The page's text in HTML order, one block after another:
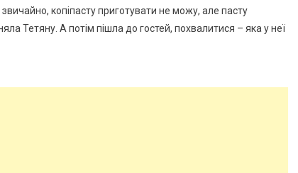
копіпасту приготувати не можу, але пасту
Тетяну. А потім пішла до гостей, похвалитися – яка у неї